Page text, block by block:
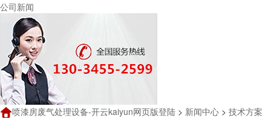
公司新闻
喷漆房废气处理设备-开云kaiyun网页版登陆 > 新闻中心 > 技术方案